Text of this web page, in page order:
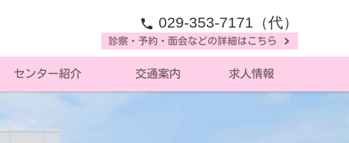
phone 029-353-7171（代）
診察・予約・面会などの詳細はこちら
センター紹介 交通案内 求人情報